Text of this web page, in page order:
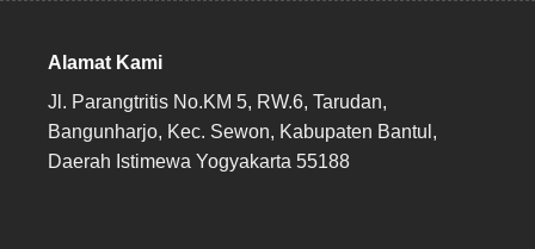
Alamat Kami
Jl. Parangtritis No.KM 5, RW.6, Tarudan,
Bangunharjo, Kec. Sewon, Kabupaten Bantul,
Daerah Istimewa Yogyakarta 55188